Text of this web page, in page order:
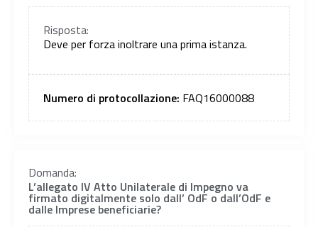
Risposta:
Deve per forza inoltrare una prima istanza.
Numero di protocollazione: FAQ16000088
Domanda:
L’allegato IV Atto Unilaterale di Impegno va
firmato digitalmente solo dall’ OdF o dall’OdF e
dalle Imprese beneficiarie?